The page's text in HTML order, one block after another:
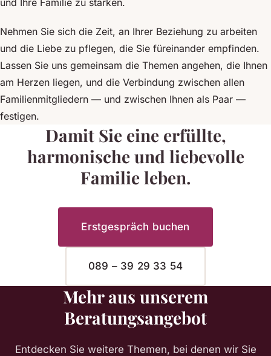
Nehmen Sie sich die Zeit, an Ihrer Beziehung zu arbeiten
und die Liebe zu pflegen, die Sie füreinander empfinden.
Lassen Sie uns gemeinsam die Themen angehen, die Ihnen
am Herzen liegen, und die Verbindung zwischen allen
Familienmitgliedern — und zwischen Ihnen als Paar —
festigen.
Damit Sie eine erfüllte,
harmonische und liebevolle
Familie leben.
Erstgespräch buchen
089 – 39 29 33 54
Mehr aus unserem
Beratungsangebot
Entdecken Sie weitere Themen, bei denen wir Sie